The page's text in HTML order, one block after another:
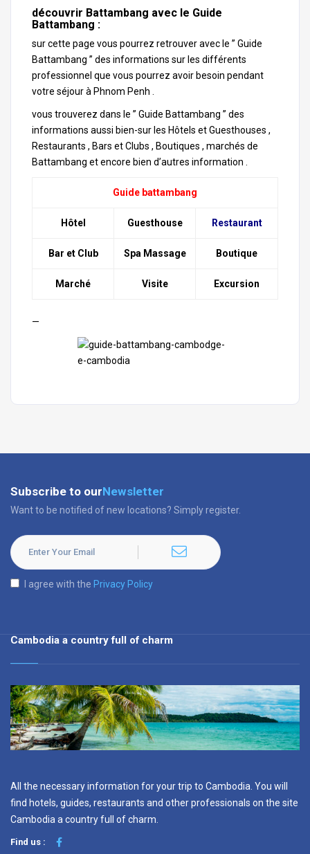
découvrir Battambang avec le Guide
Battambang :
sur cette page vous pourrez retrouver avec le ” Guide
Battambang ” des informations sur les différents
professionnel que vous pourrez avoir besoin pendant
votre séjour à Phnom Penh .
vous trouverez dans le ” Guide Battambang ” des
informations aussi bien-sur les Hôtels et Guesthouses ,
Restaurants , Bars et Clubs , Boutiques , marchés de
Battambang et encore bien d’autres information .
Guide battambang
Hôtel Guesthouse Restaurant
Bar et Club Spa Massage Boutique
Marché Visite Excursion
—
Subscribe to ourNewsletter
Want to be notified of new locations? Simply register.
I agree with the Privacy Policy
Cambodia a country full of charm
All the necessary information for your trip to Cambodia. You will
find hotels, guides, restaurants and other professionals on the site
Cambodia a country full of charm.
Find us :